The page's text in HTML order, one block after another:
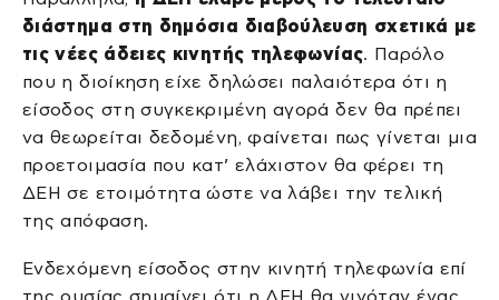
διάστημα στη δημόσια διαβούλευση σχετικά με
τις νέες άδειες κινητής τηλεφωνίας. Παρόλο
που η διοίκηση είχε δηλώσει παλαιότερα ότι η
είσοδος στη συγκεκριμένη αγορά δεν θα πρέπει
να θεωρείται δεδομένη, φαίνεται πως γίνεται μια
προετοιμασία που κατ’ ελάχιστον θα φέρει τη
ΔΕΗ σε ετοιμότητα ώστε να λάβει την τελική
της απόφαση.
Ενδεχόμενη είσοδος στην κινητή τηλεφωνία επί